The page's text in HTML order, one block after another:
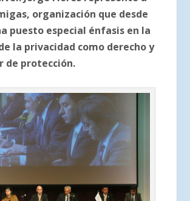
organización que desde
puesto especial énfasis en la
la privacidad como derecho y
de protección.